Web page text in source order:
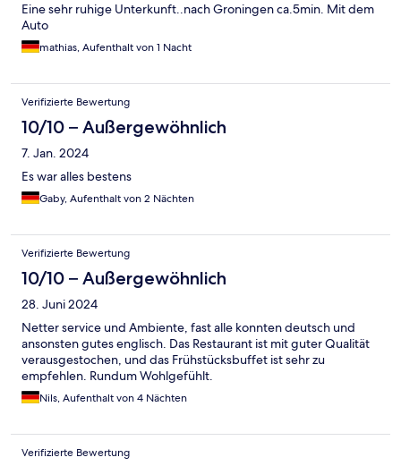
Eine sehr ruhige Unterkunft..nach Groningen ca.5min. Mit dem
Auto
mathias, Aufenthalt von 1 Nacht
Verifizierte Bewertung
10/10 – Außergewöhnlich
7. Jan. 2024
Es war alles bestens
Gaby, Aufenthalt von 2 Nächten
Verifizierte Bewertung
10/10 – Außergewöhnlich
28. Juni 2024
Netter service und Ambiente, fast alle konnten deutsch und
ansonsten gutes englisch. Das Restaurant ist mit guter Qualität
verausgestochen, und das Frühstücksbuffet ist sehr zu
empfehlen. Rundum Wohlgefühlt.
Nils, Aufenthalt von 4 Nächten
Verifizierte Bewertung